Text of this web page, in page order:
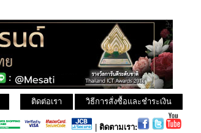
วิธีการสั่งซื้อและชำระเงิน
ติดต่อเรา
ติดตามเรา: